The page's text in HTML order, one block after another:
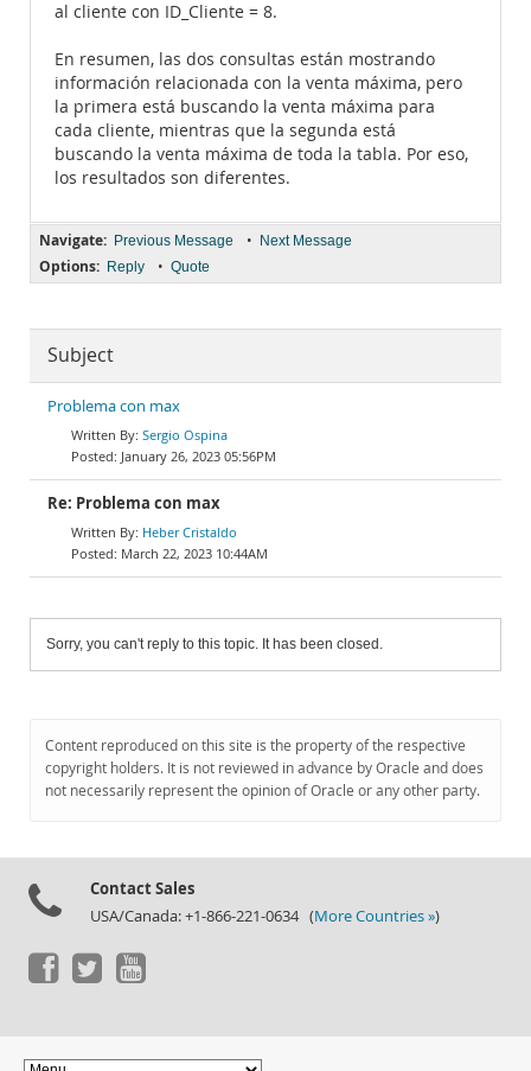
al cliente con ID_Cliente = 8.
En resumen, las dos consultas están mostrando
información relacionada con la venta máxima, pero
la primera está buscando la venta máxima para
cada cliente, mientras que la segunda está
buscando la venta máxima de toda la tabla. Por eso,
los resultados son diferentes.
Navigate: Previous Message • Next Message
Options: Reply • Quote
Subject
Problema con max
Sergio Ospina
January 26, 2023 05:56PM
Re: Problema con max
Heber Cristaldo
March 22, 2023 10:44AM
Sorry, you can't reply to this topic. It has been closed.
Content reproduced on this site is the property of the respective
copyright holders. It is not reviewed in advance by Oracle and does
not necessarily represent the opinion of Oracle or any other party.
Contact Sales
USA/Canada: +1-866-221-0634 (More Countries »)